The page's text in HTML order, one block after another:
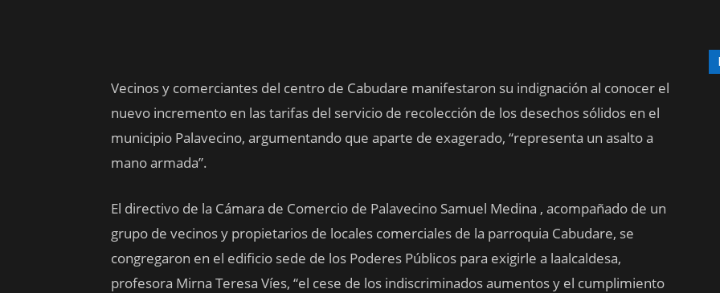
Vecinos y comerciantes del centro de Cabudare manifestaron su indignación al conocer el
nuevo incremento en las tarifas del servicio de recolección de los desechos sólidos en el
municipio Palavecino, argumentando que aparte de exagerado, “representa un asalto a
mano armada”.
El directivo de la Cámara de Comercio de Palavecino Samuel Medina , acompañado de un
grupo de vecinos y propietarios de locales comerciales de la parroquia Cabudare, se
congregaron en el edificio sede de los Poderes Públicos para exigirle a laalcaldesa,
profesora Mirna Teresa Víes, “el cese de los indiscriminados aumentos y el cumplimiento